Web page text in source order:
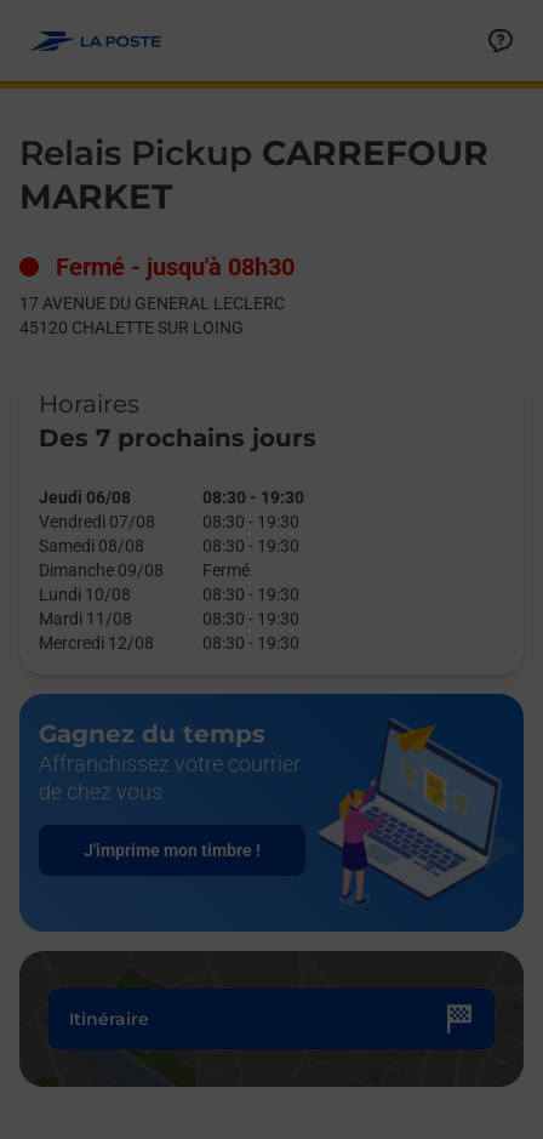
Relais Pickup CARREFOUR
MARKET
Fermé - jusqu'à 08h30
17 AVENUE DU GENERAL LECLERC
45120 CHALETTE SUR LOING
Horaires
Des 7 prochains jours
Jeudi 06/08 08:30 - 19:30
Vendredi 07/08
08:30 - 19:30
Samedi 08/08
08:30 - 19:30
Dimanche 09/08
Fermé
Lundi 10/08
08:30 - 19:30
Mardi 11/08
08:30 - 19:30
Mercredi 12/08
08:30 - 19:30
Gagnez du temps
Affranchissez votre courrier
de chez vous
J'imprime mon timbre !
Itinéraire